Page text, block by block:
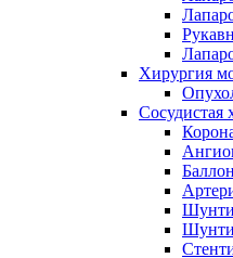
Хирургия
Сосудистая